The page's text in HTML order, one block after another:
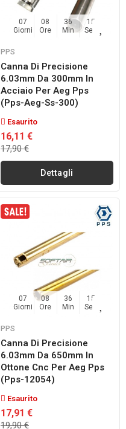
07
Giorni
08
Ore
36
Min
14
Sec
PPS
Canna Di Precisione
6.03mm Da 300mm In
Acciaio Per Aeg Pps
(pps-Aeg-Ss-300)
Esaurito
16,11 €
17,90 €
Dettagli
07
Giorni
08
Ore
36
Min
14
Sec
PPS
Canna Di Precisione
6.03mm Da 650mm In
Ottone Cnc Per Aeg Pps
(pps-12054)
Esaurito
17,91 €
19,90 €